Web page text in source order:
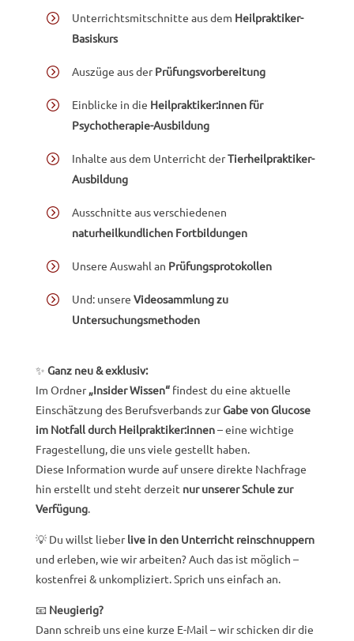
Unterrichtsmitschnitte aus dem Heilpraktiker-
Basiskurs
Auszüge aus derPrüfungsvorbereitung
Einblicke in die Heilpraktiker:innen für
Psychotherapie-Ausbildung
Inhalte aus dem Unterricht derTierheilpraktiker-
Ausbildung
Ausschnitte aus verschiedenen
naturheilkundlichen Fortbildungen
Unsere Auswahl an Prüfungsprotokollen
Und: unsere Videosammlung zu
Untersuchungsmethoden
✨ Ganz neu & exklusiv:
Im Ordner„Insider Wissen“findest du eine aktuelle
Einschätzung des Berufsverbands zurGabe von Glucose
im Notfall durch Heilpraktiker:innen– eine wichtige
Fragestellung, die uns viele gestellt haben.
Diese Information wurde auf unsere direkte Nachfrage
hin erstellt und steht derzeit nur unserer Schule zur
Verfügung.
💡 Du willst lieberlive in den Unterricht reinschnuppern
und erleben, wie wir arbeiten? Auch das ist möglich –
kostenfrei & unkompliziert. Sprich uns einfach an.
📧 Neugierig?
Dann schreib uns eine kurze E-Mail – wir schicken dir die